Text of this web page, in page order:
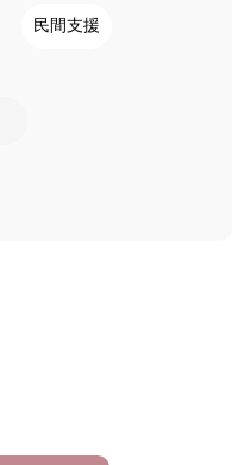
民間支援